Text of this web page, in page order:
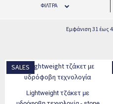
ΦΊΛΤΡΑ
Εμφάνιση 31 έως
SALES
lightweight τζάκετ με